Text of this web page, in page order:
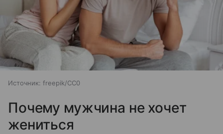
Источник: freepik/CC0
Почему мужчина не хочет
жениться